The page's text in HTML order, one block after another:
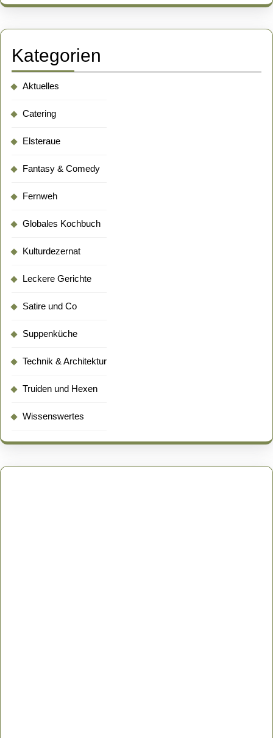
Kategorien
Aktuelles
Catering
Elsteraue
Fantasy & Comedy
Fernweh
Globales Kochbuch
Kulturdezernat
Leckere Gerichte
Satire und Co
Suppenküche
Technik & Architektur
Truiden und Hexen
Wissenswertes